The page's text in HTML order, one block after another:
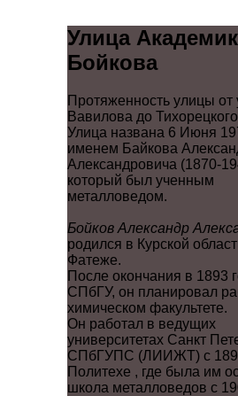
Улица
Бойкова
Протяженность улицы от
Вавилова до
Улица названа 6 Июня
именем Байкова
Александровича (1870-
который был ученным
металловедом.
Бойков Александр
родился в Курской
Фатеже.
После окончания в 1893
СПбГУ, он планировал
химическом факультете.
Он работал в ведущих
университетах Санкт
СПбГУПС (ЛИИЖТ) с
Политехе , где была им
школа металловедов с